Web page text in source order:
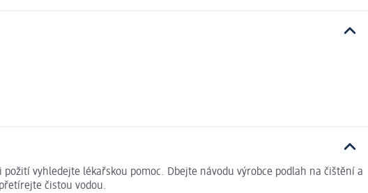
vyhledejte lékařskou pomoc. Dbejte návodu výrobce podlah na čištění a
čistou vodou.